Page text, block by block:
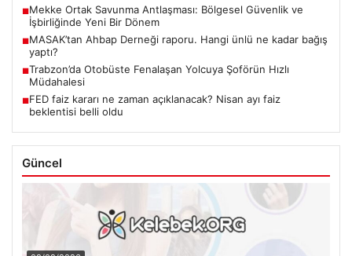
■Mekke Ortak Savunma Antlaşması: Bölgesel Güvenlik ve
İşbirliğinde Yeni Bir Dönem
■MASAK’tan Ahbap Derneği raporu. Hangi ünlü ne kadar bağış
yaptı?
■Trabzon’da Otobüste Fenalaşan Yolcuya Şoförün Hızlı
Müdahalesi
■FED faiz kararı ne zaman açıklanacak? Nisan ayı faiz
beklentisi belli oldu
Güncel